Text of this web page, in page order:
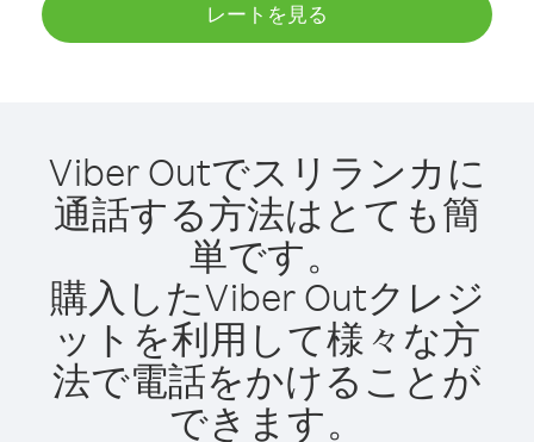
レートを見る
Viber Outでスリランカに
通話する方法はとても簡
単です。
購入したViber Outクレジ
ットを利用して様々な方
法で電話をかけることが
できます。